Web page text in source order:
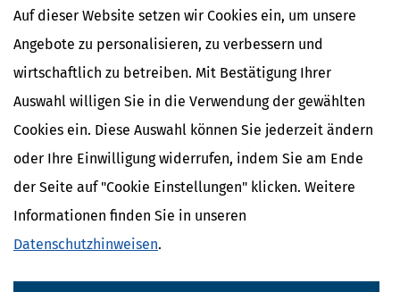
Auf dieser Website setzen wir Cookies ein, um unsere
Angebote zu personalisieren, zu verbessern und
wirtschaftlich zu betreiben. Mit Bestätigung Ihrer
Auswahl willigen Sie in die Verwendung der gewählten
Cookies ein. Diese Auswahl können Sie jederzeit ändern
oder Ihre Einwilligung widerrufen, indem Sie am Ende
der Seite auf "Cookie Einstellungen" klicken. Weitere
Informationen finden Sie in unseren
Datenschutzhinweisen.
Verwandte Lexikon-Begriffe
Care Arbeit
ElterngeldPlus
Unterhaltshöchstbetrag
Kindesunterhalt
Auslandskinder